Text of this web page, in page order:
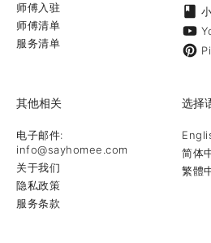
师傅入驻
师傅清单
服务清单
其他相关
电子邮件:
info@sayhomee.com
关于我们
隐私政策
服务条款
选择
简体
繁體